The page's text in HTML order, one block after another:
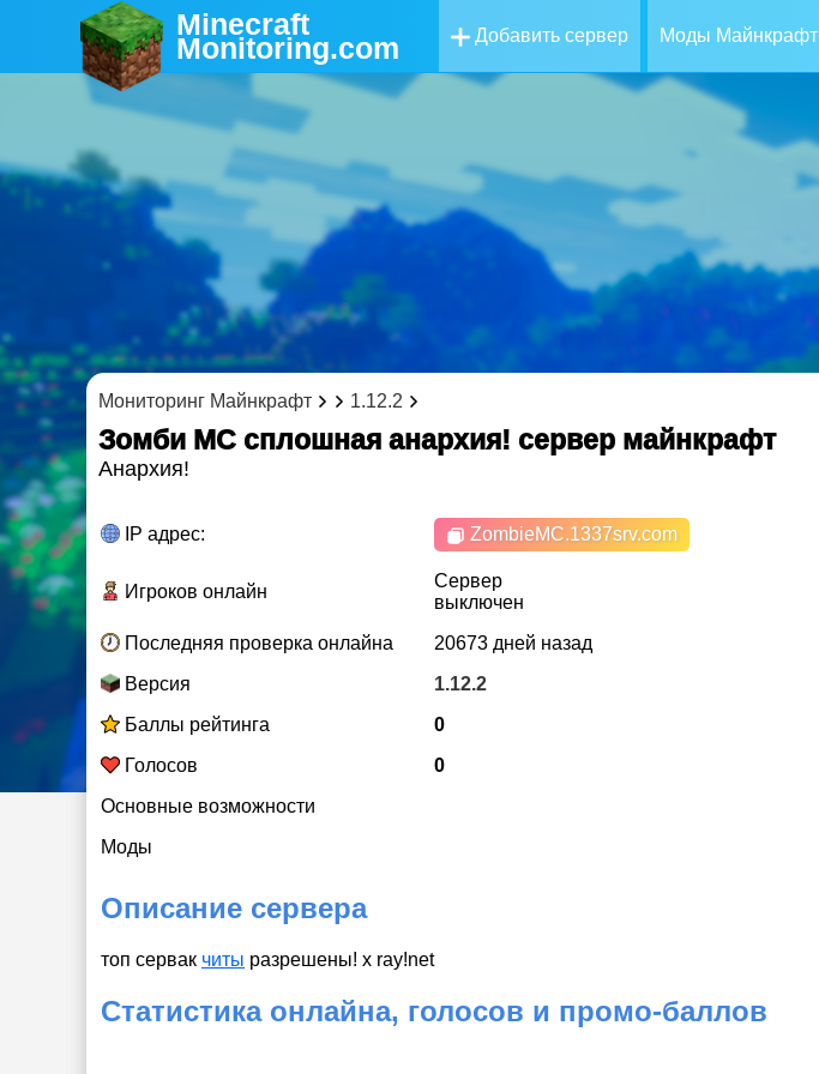
Minecraft
Monitoring.com Добавить сервер Моды Майнкрафт
Мониторинг Майнкрафт 1.12.2
Зомби МС сплошная анархия! cервер майнкрафт
Анархия!
IP адрес: ZombieMC.1337srv.com
Игроков онлайн
Сервер
выключен
Последняя проверка онлайна
20673 дней назад
Версия
1.12.2
Баллы рейтинга
0
Голосов
0
Основные возможности
Моды
Описание сервера
топ сервак читы разрешены! x ray!net
Статистика онлайна, голосов и промо-баллов